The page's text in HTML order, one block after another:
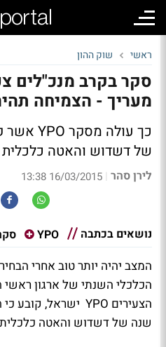
ראשי שוק ההון
סקר בקרב מנכ"לים
מעריך - הצמיחה תהיה
של דשדוש והאטה
לירן סהר |
16/03/2015 13:38
נושאים בכתבה YPO
המצב יהיה יותר טוב אחרי
הכלכלי השנתי של ארגון ראשי
שנה של דשדוש והאטה